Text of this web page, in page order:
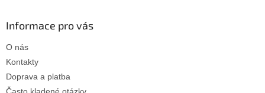
Informace pro vás
O nás
Kontakty
Doprava a platba